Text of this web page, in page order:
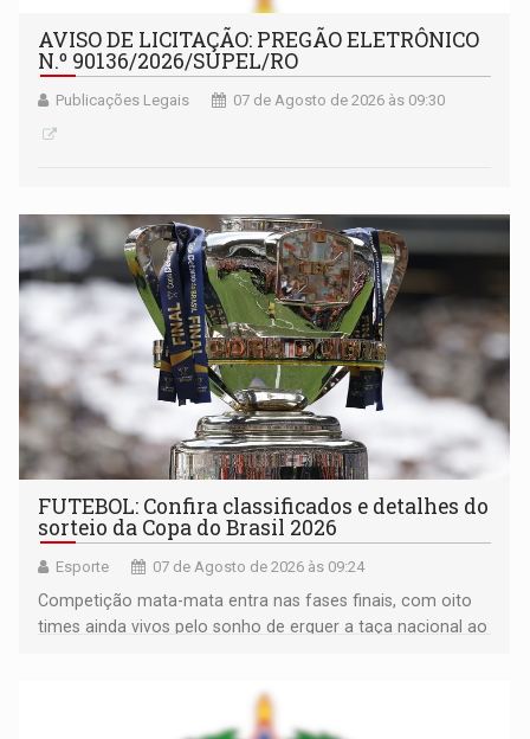
AVISO DE LICITAÇÃO: PREGÃO ELETRÔNICO
N.º 90136/2026/SUPEL/RO
Publicações Legais 07 de Agosto de 2026 às 09:30
FUTEBOL: Confira classificados e detalhes do
sorteio da Copa do Brasil 2026
Esporte 07 de Agosto de 2026 às 09:24
Competição mata-mata entra nas fases finais, com oito
times ainda vivos pelo sonho de erguer a taça nacional ao